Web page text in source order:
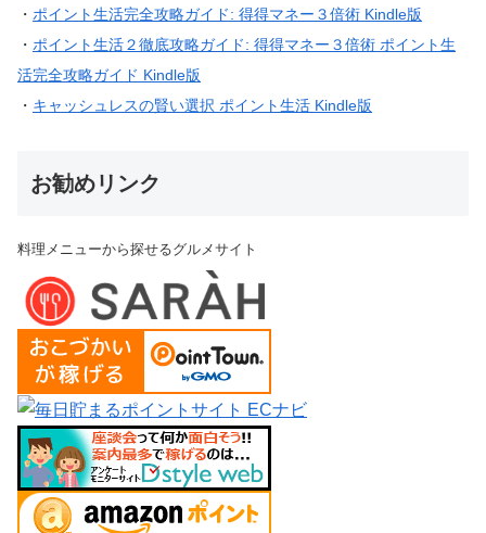
・ ポイント生活完全攻略ガイド: 得得マネー３倍術 Kindle版
・ ポイント生活２徹底攻略ガイド: 得得マネー３倍術 ポイント生
活完全攻略ガイド Kindle版
・ キャッシュレスの賢い選択 ポイント生活 Kindle版
お勧めリンク
料理メニューから探せるグルメサイト